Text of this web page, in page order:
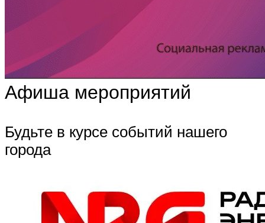
Афиша мероприятий
Будьте в курсе событий нашего
города